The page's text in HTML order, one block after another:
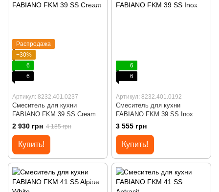
Распродажа
−30%
6
6
Артикул: 8232.401.0237
Смеситель для кухни
FABIANO FKM 39 SS Cream
2 930 грн 4 185 грн
Купить!
6
6
Артикул: 8232.401.0192
Смеситель для кухни
FABIANO FKM 39 SS Inox
3 555 грн
Купить!